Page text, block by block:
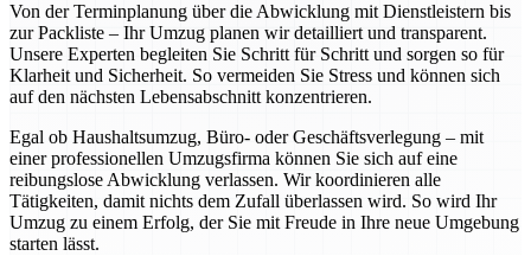
Von der Terminplanung über die Abwicklung mit Dienstleistern bis
zur Packliste – Ihr Umzug planen wir detailliert und transparent.
Unsere Experten begleiten Sie Schritt für Schritt und sorgen so für
Klarheit und Sicherheit. So vermeiden Sie Stress und können sich
auf den nächsten Lebensabschnitt konzentrieren.
Egal ob Haushaltsumzug, Büro- oder Geschäftsverlegung – mit
einer professionellen Umzugsfirma können Sie sich auf eine
reibungslose Abwicklung verlassen. Wir koordinieren alle
Tätigkeiten, damit nichts dem Zufall überlassen wird. So wird Ihr
Umzug zu einem Erfolg, der Sie mit Freude in Ihre neue Umgebung
starten lässt.